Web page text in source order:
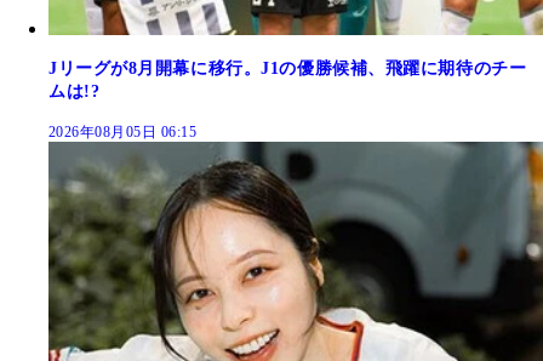
Jリーグが8月開幕に移行。J1の優勝候補、飛躍に期待のチー
ムは!?
2026年08月05日 06:15